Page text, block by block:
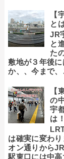
【
と
JR
と
た
敷地が３年後
か、、今まで
【
の
宇
は
は確実に変わ
オン通りから
駅東口には中